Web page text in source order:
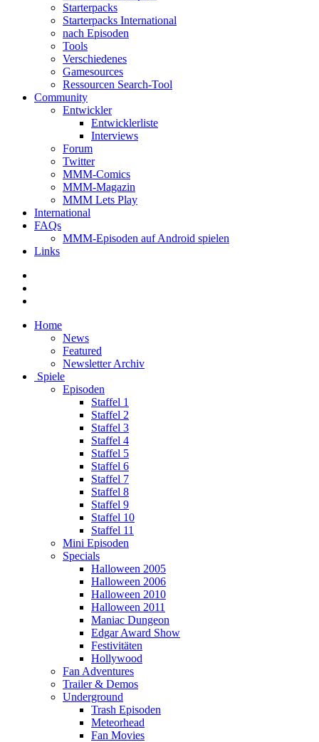
Starterpacks
Starterpacks International
nach Episoden
Tools
Verschiedenes
Gamesources
Ressourcen Search-Tool
Community
Entwickler
Entwicklerliste
Interviews
Forum
Twitter
MMM-Comics
MMM-Magazin
MMM Lets Play
International
FAQs
MMM-Episoden auf Android spielen
Links
Home
News
Featured
Newsletter Archiv
Spiele
Episoden
Staffel 1
Staffel 2
Staffel 3
Staffel 4
Staffel 5
Staffel 6
Staffel 7
Staffel 8
Staffel 9
Staffel 10
Staffel 11
Mini Episoden
Specials
Halloween 2005
Halloween 2006
Halloween 2010
Halloween 2011
Maniac Dungeon
Edgar Award Show
Festivitäten
Hollywood
Fan Adventures
Trailer & Demos
Underground
Trash Episoden
Meteorhead
Fan Movies